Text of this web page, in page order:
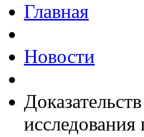
Главная
Новости
исследования